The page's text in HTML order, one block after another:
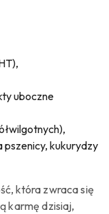
uboczne
pszenicy, kukurydzy
która zwraca się
karmę dzisiaj,